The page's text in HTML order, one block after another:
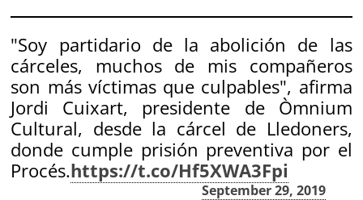
"Soy partidario de la abolición de las
cárceles, muchos de mis compañeros
son más víctimas que culpables", afirma
Jordi Cuixart, presidente de Òmnium
Cultural, desde la cárcel de Lledoners,
donde cumple prisión preventiva por el
Procés.https://t.co/Hf5XWA3Fpi
— El Salto (@ElSaltoDiario)September 29, 2019